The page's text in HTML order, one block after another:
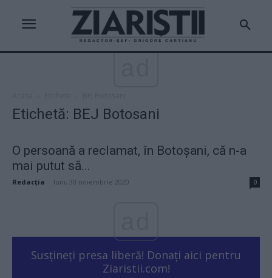
Etichetă: BEJ Botosani
O persoană a reclamat, în Botoșani, că n-a
mai putut să...
Redacţia luni, 30 noiembrie 2020 0
Susțineți presa liberă! Donați aici pentru
Ziaristii.com!